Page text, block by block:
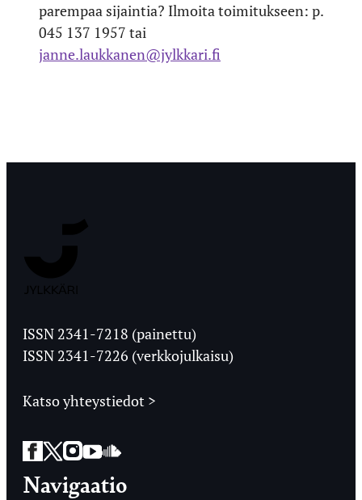
parempaa sijaintia? Ilmoita toimitukseen: p.
045 137 1957 tai
janne.laukkanen@jylkkari.fi
Ylioppilaslehti
ISSN 2341-7218 (painettu)
ISSN 2341-7226 (verkkojulkaisu)
Katso yhteystiedot >
Facebook
Twitter
Instagram
YouTube
SoundCloud
Navigaatio